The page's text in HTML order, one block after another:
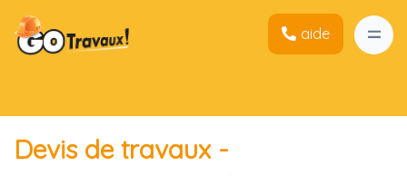
aide
Devis de travaux -